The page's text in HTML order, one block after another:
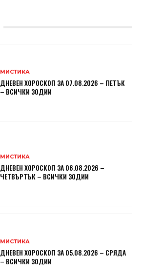
МИСТИКА
ДНЕВЕН ХОРОСКОП ЗА 07.08.2026 – ПЕТЪК
– ВСИЧКИ ЗОДИИ
МИСТИКА
ДНЕВЕН ХОРОСКОП ЗА 06.08.2026 –
ЧЕТВЪРТЪК – ВСИЧКИ ЗОДИИ
МИСТИКА
ДНЕВЕН ХОРОСКОП ЗА 05.08.2026 – СРЯДА
– ВСИЧКИ ЗОДИИ